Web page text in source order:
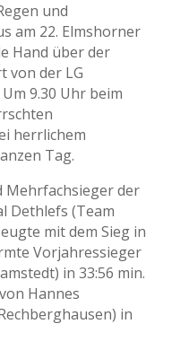
und
am 22. Elmshorner
Hand über der
von der LG
9.30 Uhr beim
herrlichem
Tag.
der
Dethlefs (Team
mit dem Sieg in
Vorjahressieger
in 33:56 min.
Hannes
in